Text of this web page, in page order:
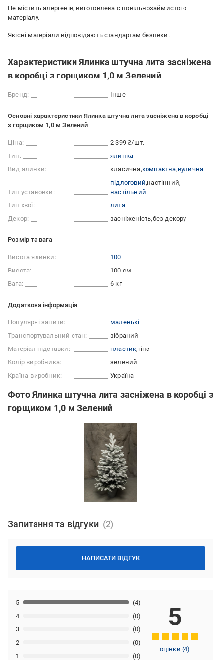
Не містить алергенів, виготовлена с повiльнозаймистого
матеріалу.
Якісні матеріали відповідають стандартам безпеки.
Характеристики Ялинка штучна лита засніжена
в коробці з горщиком 1,0 м Зелений
Бренд: Інше
Основні характеристики Ялинка штучна лита засніжена в коробці
з горщиком 1,0 м Зелений
Ціна:
2 399 ₴/шт.
Тип:
ялинка
Вид ялинки:
класична компактна вулична
Тип установки:
підлоговий настінний
настільний
Тип хвої:
лита
Декор:
засніженість без декору
Розмір та вага
Висота ялинки:
100
Висота:
100 см
Вага:
6 кг
Додаткова інформація
Популярні запити:
маленькі
Транспортувальний стан:
зібраний
Матеріал підставки:
пластик гіпс
Колір виробника:
зелений
Країна-виробник:
Україна
Фото Ялинка штучна лита засніжена в коробці з
горщиком 1,0 м Зелений
Запитання та відгуки
НАПИСАТИ ВІДГУК
1 (0)
2 (0)
3 (0)
4 (0)
5 (4)
5
оцінки(4)